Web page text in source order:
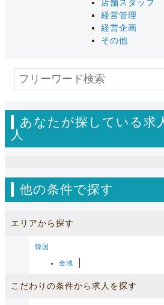
店舗スタッフ
経営管理
経営企画
その他
あなたが探している求
人
他の条件で探す
エリアから探す
韓国
全域
こだわりの条件から求人を探す